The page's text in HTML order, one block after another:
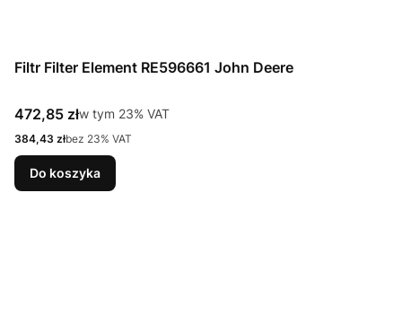
Filtr Filter Element RE596661 John Deere
Cena brutto
472,85 złw tym %s VAT
w tym 23% VAT
Cena netto
384,43 złbez 23% VAT
Do koszyka